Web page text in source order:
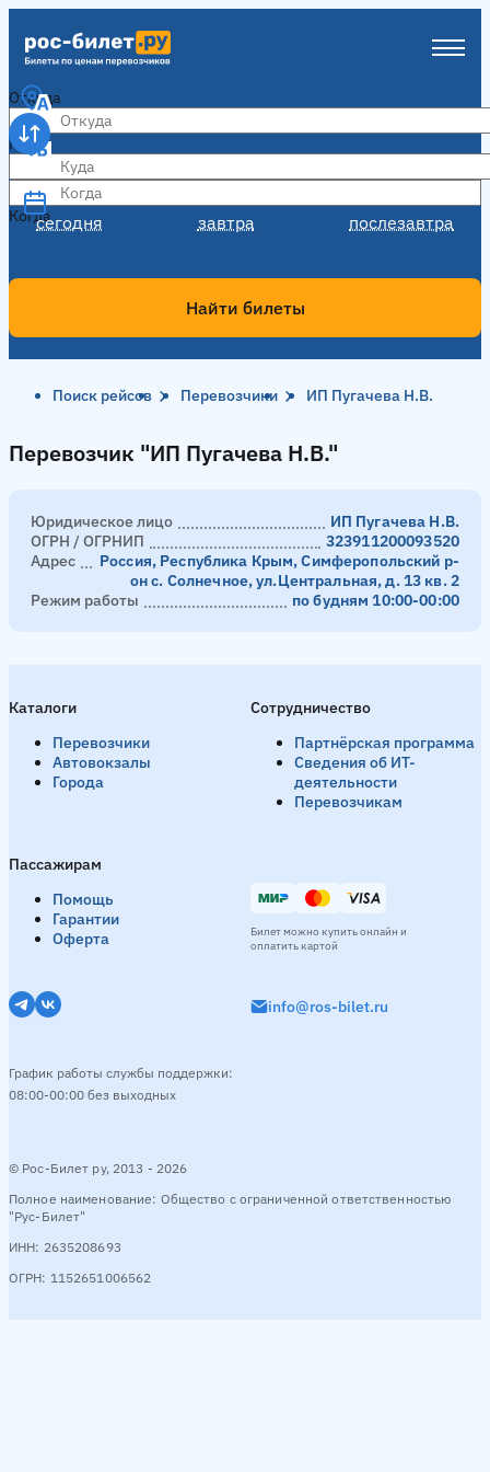
Откуда
Куда
Когда
сегодня завтра послезавтра
Когда
Найти билеты
Поиск рейсов Перевозчики ИП Пугачева Н.В.
Перевозчик "ИП Пугачева Н.В."
Перевозчик "ИП Пугачева Н.В."
Юридическое лицо
ИП Пугачева Н.В.
ОГРН / ОГРНИП
323911200093520
Адрес
Россия, Республика Крым, Симферопольский р-
он с. Солнечное, ул.Центральная, д. 13 кв. 2
Режим работы
по будням 10:00-00:00
Каталоги
Перевозчики
Автовокзалы
Города
Пассажирам
Помощь
Гарантии
Оферта
Сотрудничество
Партнёрская программа
Сведения об ИТ-
деятельности
Перевозчикам
© Рос-Билет ру, 2013 - 2026
Полное наименование: Общество с ограниченной ответственностью
"Рус-Билет"
ИНН: 2635208693
ОГРН: 1152651006562
info@ros-bilet.ru
График работы службы поддержки:
08:00-00:00 без выходных
Билет можно купить онлайн и
оплатить картой